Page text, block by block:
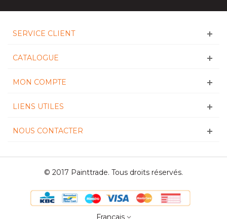
SERVICE CLIENT
CATALOGUE
MON COMPTE
LIENS UTILES
NOUS CONTACTER
© 2017 Painttrade. Tous droits réservés.
Français